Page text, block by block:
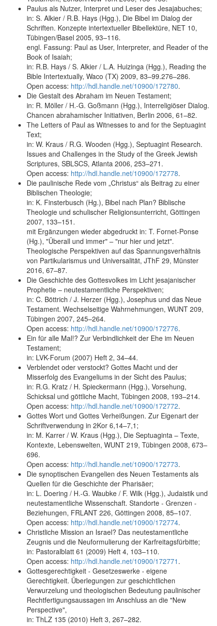
Paulus als Nutzer, Interpret und Leser des Jesajabuches;
in: S. Alkier / R.B. Hays (Hgg.), Die Bibel im Dialog der
Schriften. Konzepte intertextueller Bibellektüre, NET 10,
Tübingen/Basel 2005, 93–116.
engl. Fassung: Paul as User, Interpreter, and Reader of the
Book of Isaiah;
in: R.B. Hays / S. Alkier / L.A. Huizinga (Hgg.), Reading the
Bible Intertextually, Waco (TX) 2009, 83–99.276–286.
Open access: http://hdl.handle.net/10900/172780.
Die Gestalt des Abraham im Neuen Testament;
in: R. Möller / H.-G. Goßmann (Hgg.), Interreligiöser Dialog.
Chancen abrahamischer Initiativen, Berlin 2006, 61–82.
The Letters of Paul as Witnesses to and for the Septuagint
Text;
in: W. Kraus / R.G. Wooden (Hgg.), Septuagint Research.
Issues and Challenges in the Study of the Greek Jewish
Scriptures, SBLSCS, Atlanta 2006, 253–271.
Open access: http://hdl.handle.net/10900/172778.
Die paulinische Rede vom „Christus“ als Beitrag zu einer
Biblischen Theologie;
in: K. Finsterbusch (Hg.), Bibel nach Plan? Biblische
Theologie und schulischer Religionsunterricht, Göttingen
2007, 133–151.
mit Ergänzungen wieder abgedruckt in: T. Fornet-Ponse
(Hg.), "Überall und immer" – "nur hier und jetzt".
Theologische Perspektiven auf das Spannungsverhältnis
von Partikularismus und Universalität, JThF 29, Münster
2016, 67–87.
Die Geschichte des Gottesvolkes im Licht jesajanischer
Prophetie – neutestamentliche Perspektiven;
in: C. Böttrich / J. Herzer (Hgg.), Josephus und das Neue
Testament. Wechselseitige Wahrnehmungen, WUNT 209,
Tübingen 2007, 245–264.
Open access: http://hdl.handle.net/10900/172776.
Ein für alle Mal!? Zur Verbindlichkeit der Ehe im Neuen
Testament;
in: LVK-Forum (2007) Heft 2, 34–44.
Verblendet oder verstockt? Gottes Macht und der
Misserfolg des Evangeliums in der Sicht des Paulus;
in: R.G. Kratz / H. Spieckermann (Hgg.), Vorsehung,
Schicksal und göttliche Macht, Tübingen 2008, 193–214.
Open access: http://hdl.handle.net/10900/172772.
Gottes Wort und Gottes Verheißungen. Zur Eigenart der
Schriftverwendung in 2Kor 6,14–7,1;
in: M. Karrer / W. Kraus (Hgg.), Die Septuaginta – Texte,
Kontexte, Lebenswelten, WUNT 219, Tübingen 2008, 673–
696.
Open access: http://hdl.handle.net/10900/172773.
Die synoptischen Evangelien des Neuen Testaments als
Quellen für die Geschichte der Pharisäer;
in: L. Doering / H.-G. Waubke / F. Wilk (Hgg.), Judaistik und
neutestamentliche Wissenschaft. Standorte - Grenzen -
Beziehungen, FRLANT 226, Göttingen 2008, 85–107.
Open access: http://hdl.handle.net/10900/172774.
Christliche Mission an Israel? Das neutestamentliche
Zeugnis und die Neuformulierung der Karfreitagsfürbitte;
in: Pastoralblatt 61 (2009) Heft 4, 103–110.
Open access: http://hdl.handle.net/10900/172771 .
Gottesgerechtigkeit - Gesetzeswerke - eigene
Gerechtigkeit. Überlegungen zur geschichtlichen
Verwurzelung und theologischen Bedeutung paulinischer
Rechtfertigungsaussagen im Anschluss an die "New
Perspective",
in: ThLZ 135 (2010) Heft 3, 267–282.